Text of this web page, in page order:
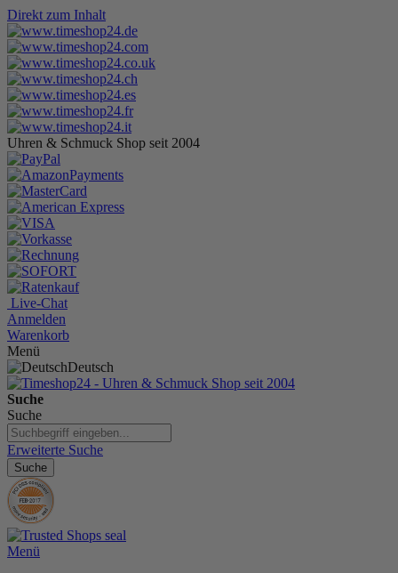
Direkt zum Inhalt
Uhren & Schmuck Shop seit 2004
Live-Chat
Anmelden
Warenkorb
Menü
Deutsch
Suche
Suche
Erweiterte Suche
Suche
Menü